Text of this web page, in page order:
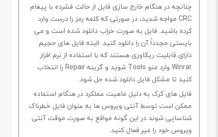
چنانچه در هنگام خارج سازی فایل از حالت فشرده با پیغام
CRC مواجه شدید، در صورتی که کلمه رمز را درست وارد
کرده باشید. فایل به صورت خراب دانلود شده است و می
بایستی مجدداً آن را دانلود کنید. البته فایل های حجیم
دارای قابلیت ریکاوری هستند که با استفاده از نرم افزار
Winrar وارد منو Tools شوید و گزینه Repair را انتخاب
کنید تا مشکل فایل دانلود شده حل شود.
فایل های کرک به دلیل ماهیت عملکرد در هنگام استفاده
ممکن است توسط آنتی ویروس ها به عنوان فایل خطرناک
شناسایی شوند در این گونه مواقع به صورت موقت آنتی
ویروس خود را غیر فعال کنید.